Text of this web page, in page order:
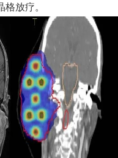
格放疗。